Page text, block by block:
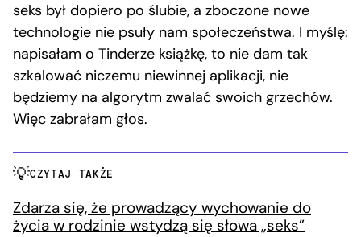
seks był dopiero po ślubie, a zboczone nowe
technologie nie psuły nam społeczeństwa. I myślę:
napisałam o Tinderze książkę, to nie dam tak
szkalować niczemu niewinnej aplikacji, nie
będziemy na algorytm zwalać swoich grzechów.
Więc zabrałam głos.
CZYTAJ TAKŻE
Zdarza się, że prowadzący wychowanie do
życia w rodzinie wstydzą się słowa „seks”